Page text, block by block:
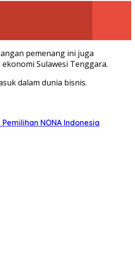
pemenang ini juga
Sulawesi Tenggara.
dalam dunia bisnis.
NONA Indonesia